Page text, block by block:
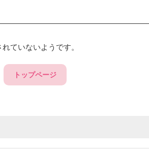
ていないようです。
トップページ